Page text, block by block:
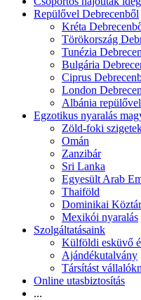
Repülővel Debrecenből
Kréta
Törökország
Tunézia
Bulgária
Ciprus
London
Albánia
Egzotikus nyaralás
Zöld-foki
Omán
Zanzibár
Sri Lanka
Egyesült Arab
Thaiföld
Dominikai
Mexikói nyaralás
Szolgáltatásaink
Külföldi esküvő
Ajándékutalvány
Társítást
Online utasbiztosítás
...